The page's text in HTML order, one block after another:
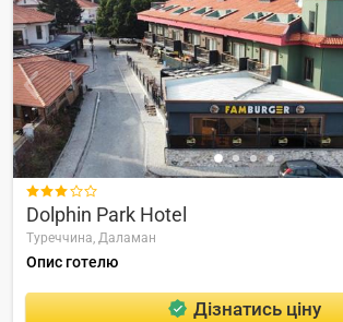

Dolphin Park Hotel
Туреччина, Даламан
Опис готелю
Дізнатись ціну